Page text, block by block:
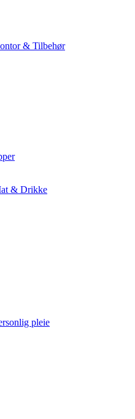
& Tilbehør
& Drikke
pleie